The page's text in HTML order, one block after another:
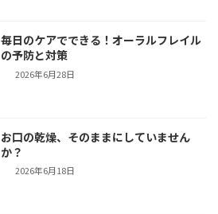
毎日のケアでできる！オーラルフレイル
の予防と対策
2026年6月28日
お口の乾燥、そのままにしていません
か？
2026年6月18日